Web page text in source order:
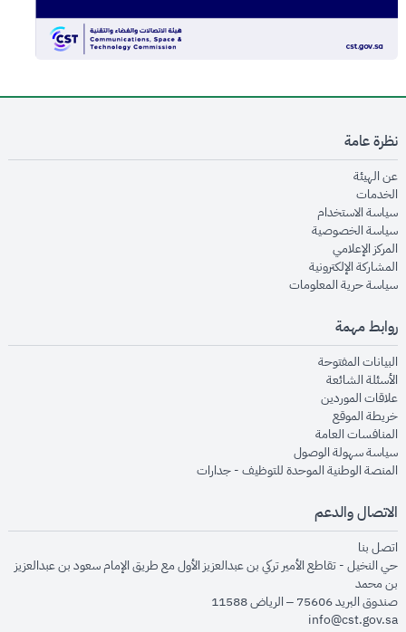
نظرة عامة
عن الهيئةopens in new window
الخدماتopens in new window
سياسة الاستخدام
سياسة الخصوصيةopens in new window
المركز الإعلاميopens in new window
المشاركة الإلكترونيةopens in new window
سياسة حرية المعلوماتopens in new window
روابط مهمة
البيانات المفتوحةopens in new window
الأسئلة الشائعةopens in new window
علاقات الموردينopens in new window
خريطة الموقعopens in new window
المنافسات العامةopens in new window
سياسة سهولة الوصولopens in new window
المنصة الوطنية الموحدة للتوظيف - جداراتopens in new window
الاتصال والدعم
اتصل بنا
حي النخيل - تقاطع الأمير تركي بن عبدالعزيز الأول مع طريق الإمام سعود بن عبدالعزيز
بن محمد
صندوق البريد 75606 – الرياض 11588
info@cst.gov.sa